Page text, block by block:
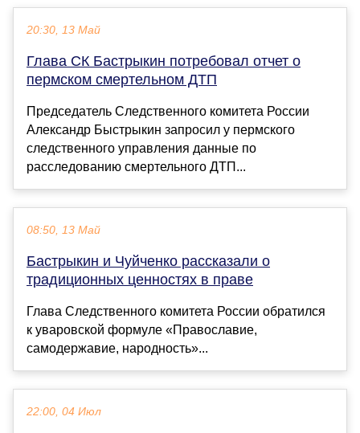
20:30, 13 Май
Глава СК Бастрыкин потребовал отчет о
пермском смертельном ДТП
Председатель Следственного комитета России
Александр Быстрыкин запросил у пермского
следственного управления данные по
расследованию смертельного ДТП...
08:50, 13 Май
Бастрыкин и Чуйченко рассказали о
традиционных ценностях в праве
Глава Следственного комитета России обратился
к уваровской формуле «Православие,
самодержавие, народность»...
22:00, 04 Июл